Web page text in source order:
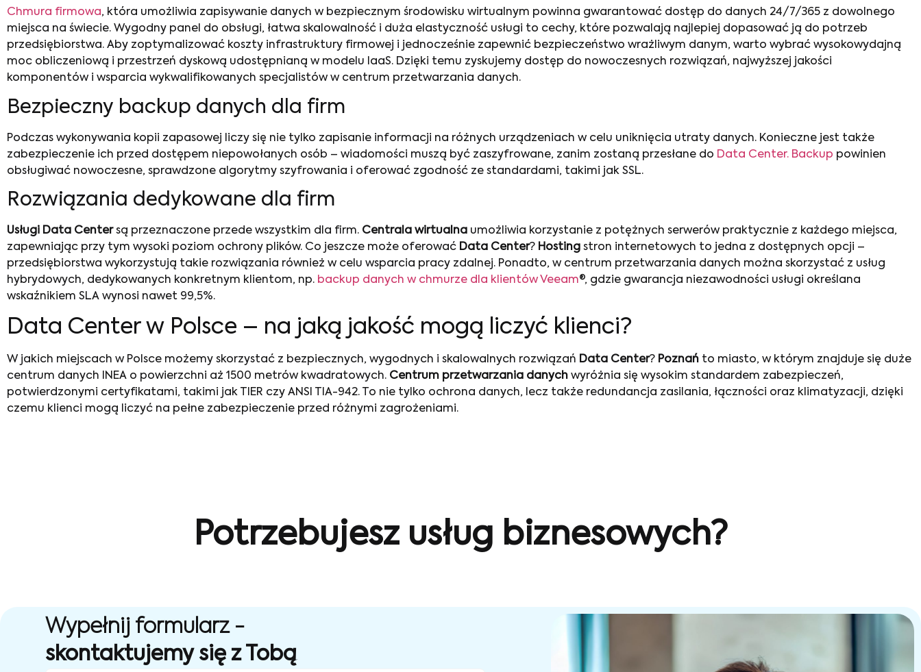
Chmura firmowa, która umożliwia zapisywanie danych w bezpiecznym środowisku wirtualnym powinna gwarantować dostęp do danych 24/7/365 z dowolnego
miejsca na świecie. Wygodny panel do obsługi, łatwa skalowalność i duża elastyczność usługi to cechy, które pozwalają najlepiej dopasować ją do potrzeb
przedsiębiorstwa. Aby zoptymalizować koszty infrastruktury firmowej i jednocześnie zapewnić bezpieczeństwo wrażliwym danym, warto wybrać wysokowydajną
moc obliczeniową i przestrzeń dyskową udostępnianą w modelu IaaS. Dzięki temu zyskujemy dostęp do nowoczesnych rozwiązań, najwyższej jakości
komponentów i wsparcia wykwalifikowanych specjalistów w centrum przetwarzania danych.
Bezpieczny backup danych dla firm
Podczas wykonywania kopii zapasowej liczy się nie tylko zapisanie informacji na różnych urządzeniach w celu uniknięcia utraty danych. Konieczne jest także
zabezpieczenie ich przed dostępem niepowołanych osób – wiadomości muszą być zaszyfrowane, zanim zostaną przesłane do Data Center. Backup powinien
obsługiwać nowoczesne, sprawdzone algorytmy szyfrowania i oferować zgodność ze standardami, takimi jak SSL.
Rozwiązania dedykowane dla firm
Usługi Data Centersą przeznaczone przede wszystkim dla firm. Centrala wirtualna umożliwia korzystanie z potężnych serwerów praktycznie z każdego miejsca,
zapewniając przy tym wysoki poziom ochrony plików. Co jeszcze może oferować Data Center? Hosting stron internetowych to jedna z dostępnych opcji –
przedsiębiorstwa wykorzystują takie rozwiązania również w celu wsparcia pracy zdalnej. Ponadto, w centrum przetwarzania danych można skorzystać z usług
hybrydowych, dedykowanych konkretnym klientom, np. backup danych w chmurze dla klientów Veeam®, gdzie gwarancja niezawodności usługi określana
wskaźnikiem SLA wynosi nawet 99,5%.
Data Center w Polsce – na jaką jakość mogą liczyć klienci?
W jakich miejscach w Polsce możemy skorzystać z bezpiecznych, wygodnych i skalowalnych rozwiązań Data Center? Poznań to miasto, w którym znajduje się duże
centrum danych INEA o powierzchni aż 1500 metrów kwadratowych. Centrum przetwarzania danych wyróżnia się wysokim standardem zabezpieczeń,
potwierdzonymi certyfikatami, takimi jak TIER czy ANSI TIA-942. To nie tylko ochrona danych, lecz także redundancja zasilania, łączności oraz klimatyzacji, dzięki
czemu klienci mogą liczyć na pełne zabezpieczenie przed różnymi zagrożeniami.
Potrzebujesz usług biznesowych?
Wypełnij formularz -
skontaktujemy się z Tobą